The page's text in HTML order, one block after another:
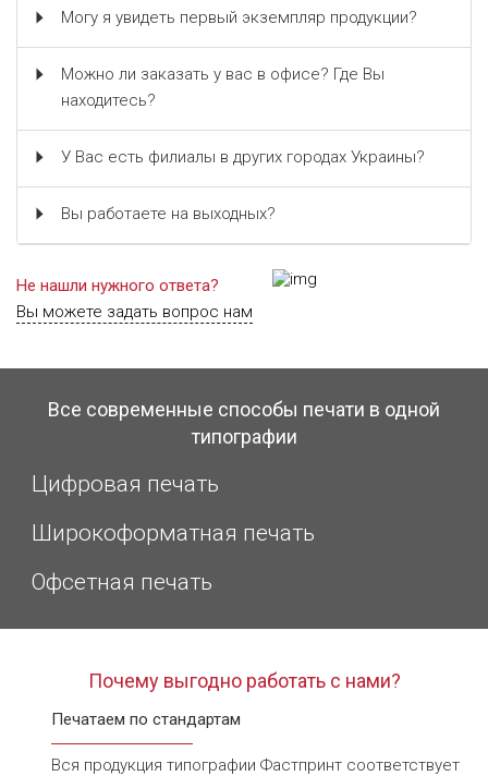
Могу я увидеть первый экземпляр продукции?
Можно ли заказать у вас в офисе? Где Вы
находитесь?
У Вас есть филиалы в других городах Украины?
Вы работаете на выходных?
Не нашли нужного ответа?
Вы можете задать вопрос нам
Все современные способы печати в одной
типографии
Цифровая печать
Широкоформатная печать
Офсетная печать
Почему выгодно работать с нами?
Печатаем по стандартам
Вся продукция типографии Фастпринт соответствует